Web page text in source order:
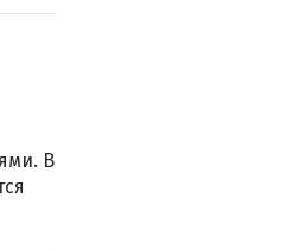
В